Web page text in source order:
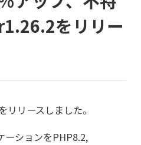
をリリー
リリースしました。
ーションをPHP8.2,